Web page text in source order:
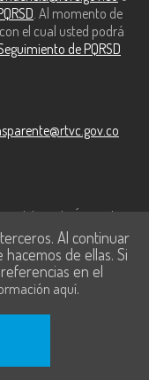
. Al momento de
el cual usted podrá
de PQRSD
del Fondo Único de
de MinTic.
Al continuar
de ellas. Si
en el
aquí.